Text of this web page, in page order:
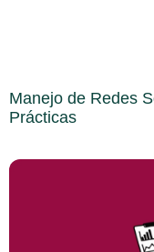
Manejo de Redes
Prácticas